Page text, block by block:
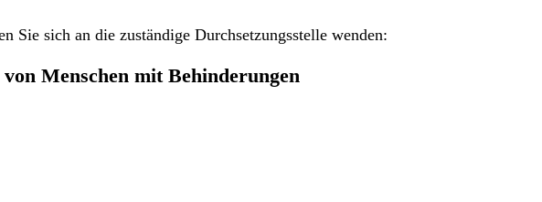
Sie sich an die zuständige Durchsetzungsstelle wenden:
Menschen mit Behinderungen